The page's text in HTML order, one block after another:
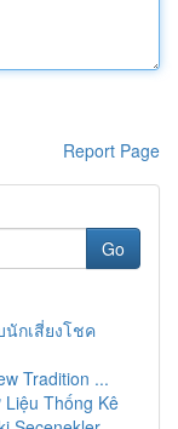
Report Page
Go
กเสี่ยงโชค
Tradition ...
Liệu Thống Kê